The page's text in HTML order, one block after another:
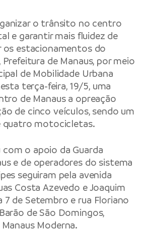
o trânsito no centro
e garantir mais fluidez de
os estacionamentos do
Prefeitura de Manaus, por meio
de Mobilidade Urbana
terça-feira, 19/5, uma
de Manaus a opreação
de cinco veículos, sendo um
quatro motocicletas.
o apoio da Guarda
e de operadores do sistema
seguiram pela avenida
Costa Azevedo e Joaquim
7 de Setembro e rua Floriano
de São Domingos,
Moderna.